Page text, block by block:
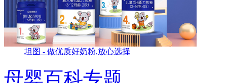
坦图 - 做优质好奶粉,放心选择